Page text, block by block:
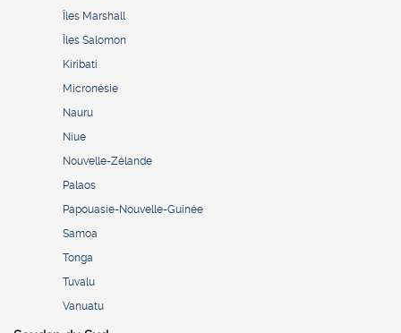
Îles Marshall
Îles Salomon
Kiribati
Micronésie
Nauru
Niue
Nouvelle-Zélande
Palaos
Papouasie-Nouvelle-Guinée
Samoa
Tonga
Tuvalu
Vanuatu